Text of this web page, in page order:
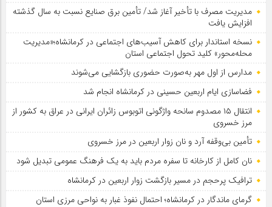
مدیریت مصرف با تأخیر آغاز شد/ تأمین برق صنایع نسبت به سال گذشته
افزایش یافت
نسخه استاندار برای کاهش آسیب‌های اجتماعی در کرمانشاه؛«مدیریت
محله‌محور» کلید تحول اجتماعی استان
مدارس از اول مهر به‌صورت حضوری بازگشایی می‌شوند
فضاسازی ایام اربعین حسینی در کرمانشاه انجام شد
انتقال ۱۵ مصدوم سانحه واژگونی اتوبوس زائران ایرانی در عراق به کشور از
مرز خسروی
تأمین بی‌وقفه آرد و نان زوار اربعین در مرز خسروی
نان کامل از کارخانه تا سفره مردم باید به یک فرهنگ عمومی تبدیل شود
ترافیک پرحجم در مسیر بازگشت زوار اربعین در کرمانشاه
گرمای ماندگار در کرمانشاه؛ احتمال نفوذ غبار به نواحی مرزی استان